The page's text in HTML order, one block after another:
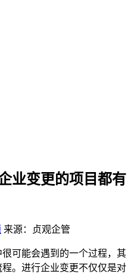
业变更的项目都有
来源：贞观企管
可能会遇到的一个过程，其
。进行企业变更不仅仅是对